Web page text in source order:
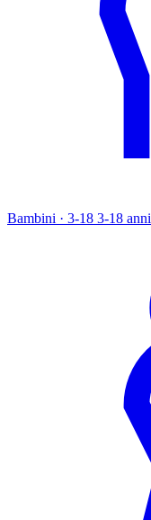
Bambini · 3-18 3-18 anni